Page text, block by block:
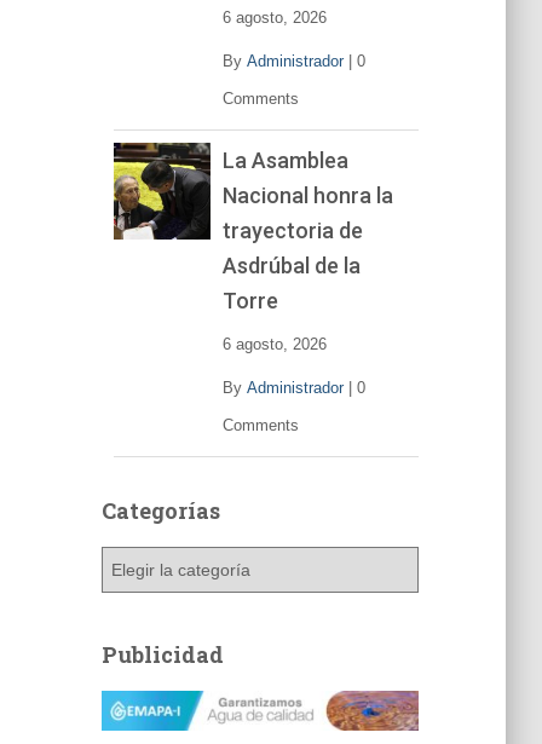
6 agosto, 2026
By Administrador| 0
Comments
La Asamblea
Nacional honra la
trayectoria de
Asdrúbal de la
Torre
6 agosto, 2026
By Administrador| 0
Comments
Categorías
g
o
Publicidad